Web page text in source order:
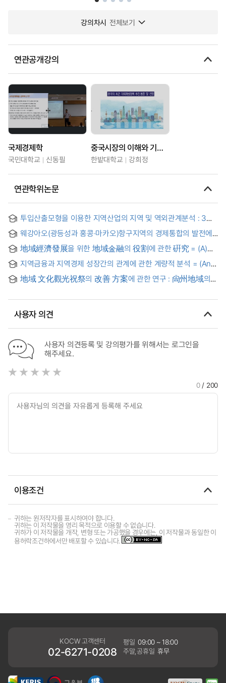
강의차시 전체보기
연관공개강의
국제경제학
국민대학교 신동필
중국시장의 이해와 기업전략
한밭대학교 강희정
연관학위논문
투입산출모형을 이용한 지역산업의 지역 및 역외관계분석 : 3개
웨강아오(광등성과 홍콩·마카오)항구지역의 경제통합의 발전에
대한 연구 : 세계 3 대 항구와의 비교를 중심으로
地域經濟發展을 위한 地域金融의 役割에 관한 硏究 = (A)
Development
지역금융과 지역경제 성장간의 관계에 관한 계량적 분석 = (An)
Econometric Analysis on the Relationship of Local Finance
and Regional Economic Growth
地域 文化觀光祝祭의 改善 方案에 관한 연구 : 尙州地域의
사용자 의견
사용자 의견등록 및 강의평가를 위해서는 로그인을
해주세요.
0/ 200
이용조건
귀하는 원저작자를 표시하여야 합니다.
귀하는 이 저작물을 영리 목적으로 이용할 수 없습니다.
귀하가 이 저작물을 개작, 변형 또는 가공했을 경우에는, 이 저작물과 동일한 이
용허락조건하에서만 배포할 수 있습니다.
KOCW 고객센터
02-6271-0208
평일 09:00 ~ 18:00
주말,공휴일 휴무